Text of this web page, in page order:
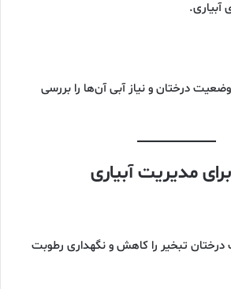
آبیاری.
وضعیت درختان و نیاز آبی آن‌ها را بررسی
مدیریت آبیاری
درختان تبخیر را کاهش و نگهداری رطوبت